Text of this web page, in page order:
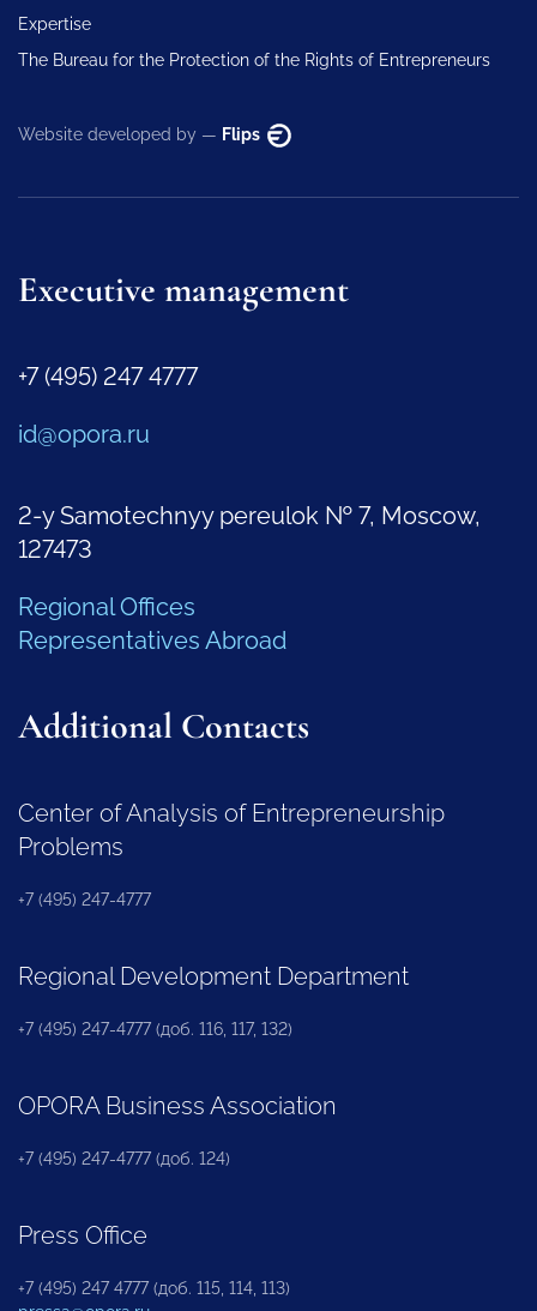
Expertise
The Bureau for the Protection of the Rights of Entrepreneurs
Website developed by — Flips
Executive management
+7 (495) 247 4777
id@opora.ru
2-y Samotechnyy pereulok № 7, Moscow,
127473
Regional Offices
Representatives Abroad
Additional Contacts
Center of Analysis of Entrepreneurship
Problems
+7 (495) 247-4777
Regional Development Department
+7 (495) 247-4777 (доб. 116, 117, 132)
OPORA Business Association
+7 (495) 247-4777 (доб. 124)
Press Office
+7 (495) 247 4777 (доб. 115, 114, 113)